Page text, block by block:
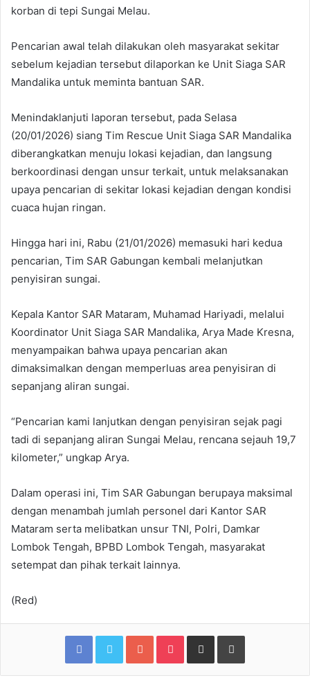
korban di tepi Sungai Melau.
Pencarian awal telah dilakukan oleh masyarakat sekitar
sebelum kejadian tersebut dilaporkan ke Unit Siaga SAR
Mandalika untuk meminta bantuan SAR.
Menindaklanjuti laporan tersebut, pada Selasa
(20/01/2026) siang Tim Rescue Unit Siaga SAR Mandalika
diberangkatkan menuju lokasi kejadian, dan langsung
berkoordinasi dengan unsur terkait, untuk melaksanakan
upaya pencarian di sekitar lokasi kejadian dengan kondisi
cuaca hujan ringan.
Hingga hari ini, Rabu (21/01/2026) memasuki hari kedua
pencarian, Tim SAR Gabungan kembali melanjutkan
penyisiran sungai.
Kepala Kantor SAR Mataram, Muhamad Hariyadi, melalui
Koordinator Unit Siaga SAR Mandalika, Arya Made Kresna,
menyampaikan bahwa upaya pencarian akan
dimaksimalkan dengan memperluas area penyisiran di
sepanjang aliran sungai.
“Pencarian kami lanjutkan dengan penyisiran sejak pagi
tadi di sepanjang aliran Sungai Melau, rencana sejauh 19,7
kilometer,” ungkap Arya.
Dalam operasi ini, Tim SAR Gabungan berupaya maksimal
dengan menambah jumlah personel dari Kantor SAR
Mataram serta melibatkan unsur TNI, Polri, Damkar
Lombok Tengah, BPBD Lombok Tengah, masyarakat
setempat dan pihak terkait lainnya.
(Red)
FacebookTwitterGoogle+PocketShare via Email Print